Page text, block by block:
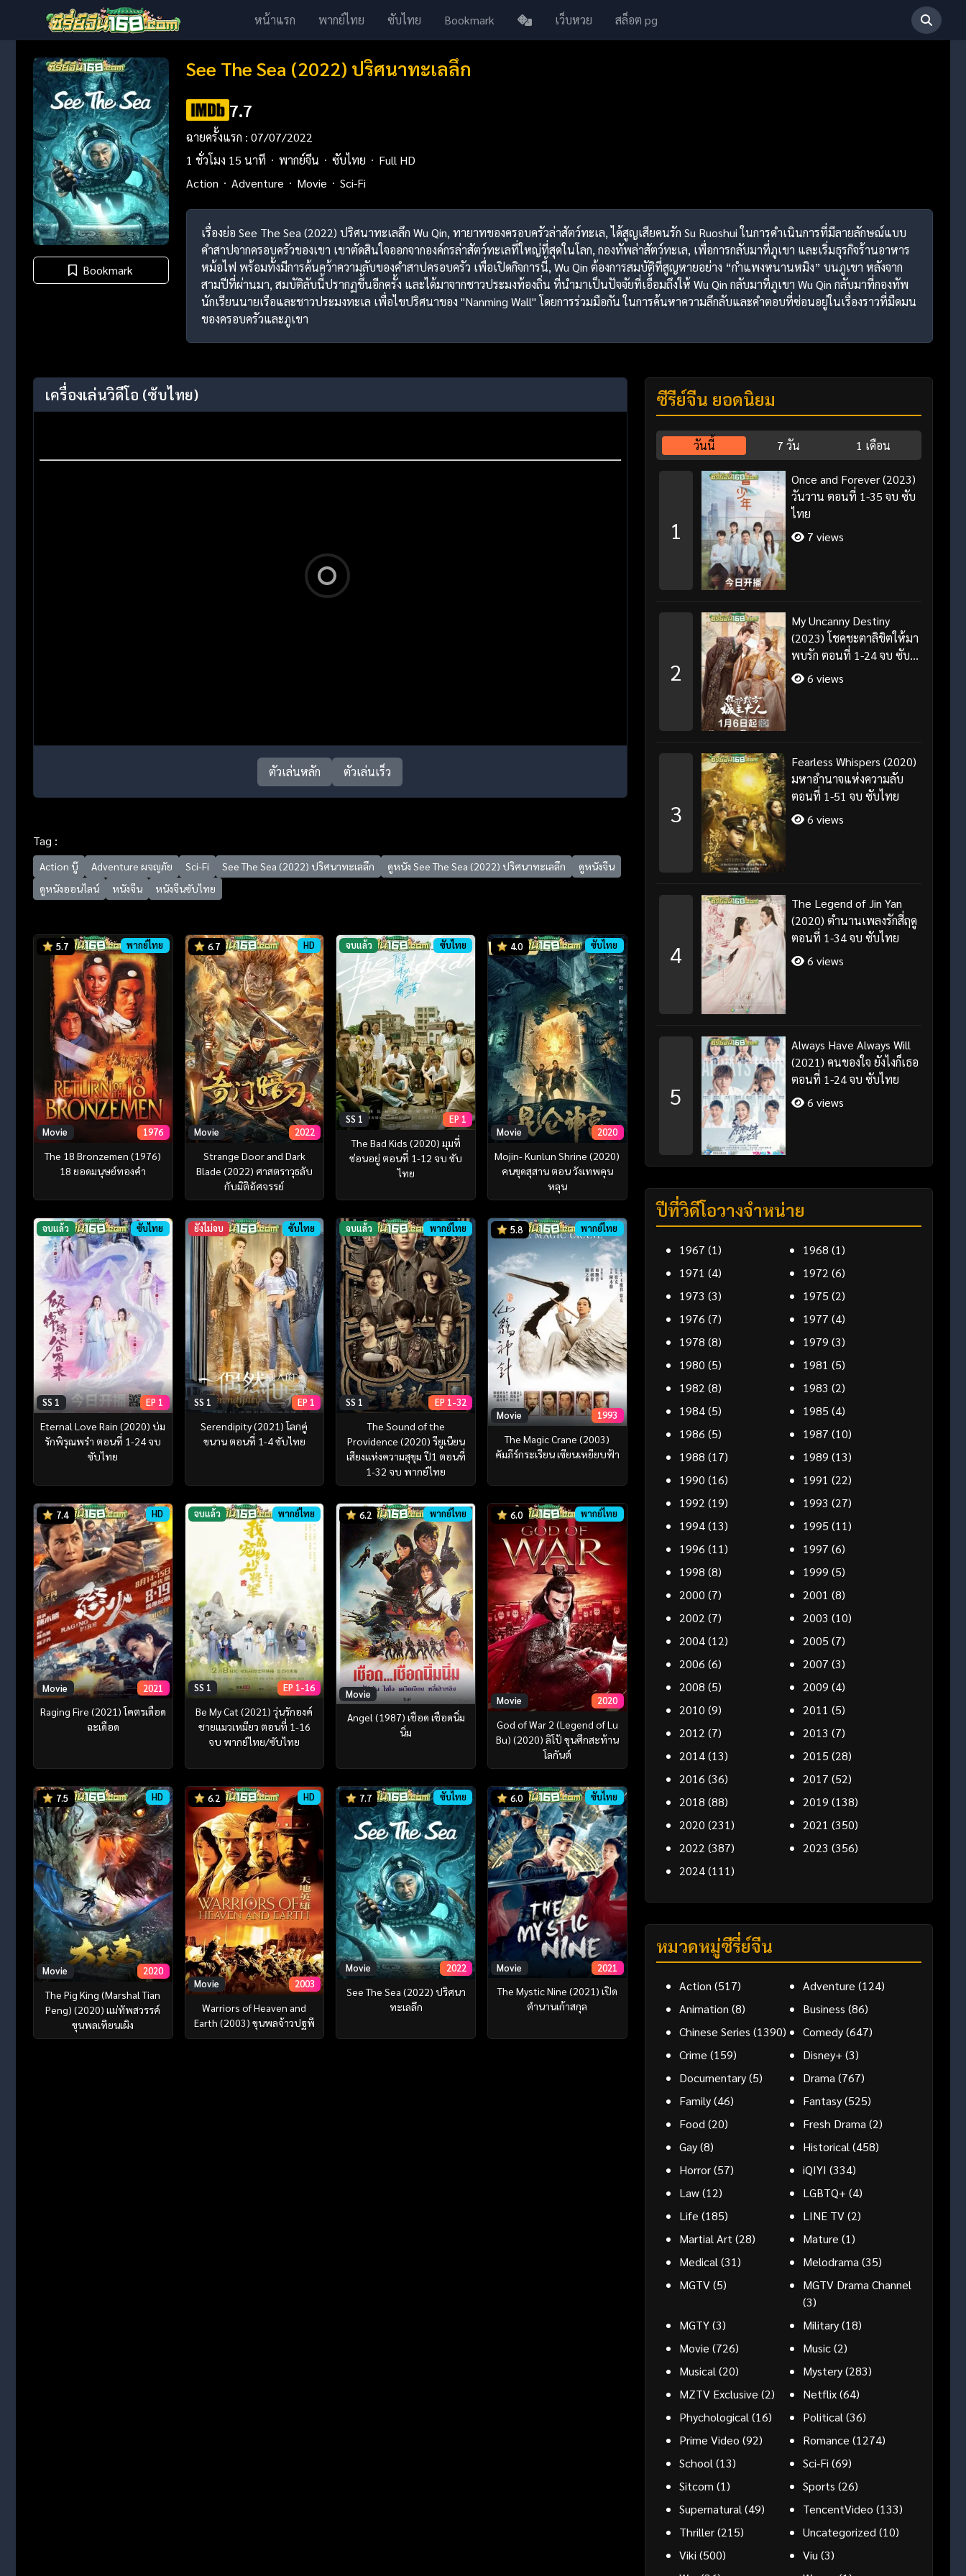
หน้าแรก พากย์ไทย ซับไทย Bookmark เว็บหวย สล็อต pg
Bookmark
See The Sea (2022) ปริศนาทะเลลึก
7.7
ฉายครั้งแรก : 07/07/2022
1 ชั่วโมง 15 นาที
พากย์จีน ซับไทย
Full HD
Action
Adventure Movie Sci-Fi
เรื่องย่อ See The Sea (2022) ปริศนาทะเลลึก Wu Qin, ทายาทของครอบครัวล่าสัตว์ทะเล, ได้สูญเสียคนรัก Su Ruoshui ในการดำเนินการที่มีลายลักษณ์แบบ
คำสาปจากครอบครัวของเขา เขาตัดสินใจออกจากองค์กรล่าสัตว์ทะเลที่ใหญ่ที่สุดในโลก, กองทัพล่าสัตว์ทะเล, เพื่อการกลับมาที่ภูเขา และเริ่มธุรกิจร้านอาหาร
หม้อไฟ พร้อมทั้งมีการค้นคว้าความลับของคำสาปครอบครัว เพื่อเปิดกิจการนี้, Wu Qin ต้องการสมบัติที่สูญหายอย่าง “กำแพงหนานหมิง” บนภูเขา หลังจาก
สามปีที่ผ่านมา, สมบัติลับนี้ปรากฏขึ้นอีกครั้ง และได้มาจากชาวประมงท้องถิ่น ที่นำมาเป็นปัจจัยที่เอื้อมถึงให้ Wu Qin กลับมาที่ภูเขา Wu Qin กลับมาที่กองทัพ
นักเรียนนายเรือและชาวประมงทะเล เพื่อไขปริศนาของ "Nanming Wall" โดยการร่วมมือกัน ในการค้นหาความลึกลับและคำตอบที่ซ่อนอยู่ในเรื่องราวที่มืดมน
ของครอบครัวและภูเขา
เครื่องเล่นวิดีโอ (ซับไทย)
ตัวเล่นหลัก ตัวเล่นเร็ว
Tag :
Action บู๊ Adventure ผจญภัย Sci-Fi See The Sea (2022) ปริศนาทะเลลึก ดูหนัง See The Sea (2022) ปริศนาทะเลลึก
ดูหนังจีน
ดูหนังออนไลน์
หนังจีน หนังจีนซับไทย
5.7 พากย์ไทย
Movie 1976
The 18 Bronzemen (1976)
18 ยอดมนุษย์ทองคำ
6.7 HD
Movie 2022
Strange Door and Dark
Blade (2022) ศาสตราวุธลับ
กับมิติอัศจรรย์
จบแล้ว ซับไทย
SS 1 EP 1
The Bad Kids (2020) มุมที่
ซ่อนอยู่ ตอนที่ 1-12 จบ ซับ
ไทย
4.0 ซับไทย
Movie 2020
Mojin- Kunlun Shrine (2020)
คนขุดสุสาน ตอน วังเทพคุน
หลุน
จบแล้ว ซับไทย
SS 1 EP 1
Eternal Love Rain (2020) บ่ม
รักพิรุณพรำ ตอนที่ 1-24 จบ
ซับไทย
ยังไม่จบ ซับไทย
SS 1 EP 1
Serendipity (2021) โลกคู่
ขนาน ตอนที่ 1-4 ซับไทย
จบแล้ว พากย์ไทย
SS 1 EP 1-32
The Sound of the
Providence (2020) รียูเนียน
เสียงแห่งความสุขุม ปี1 ตอนที่
1-32 จบ พากย์ไทย
5.8 พากย์ไทย
Movie 1993
The Magic Crane (2003)
คัมภีร์กระเรียน เซียนเหยียบฟ้า
7.4 HD
Movie 2021
Raging Fire (2021) โคตรเดือด
ฉะเดือด
จบแล้ว พากย์ไทย
SS 1 EP 1-16
Be My Cat (2021) วุ่นรักองค์
ชายแมวเหมียว ตอนที่ 1-16
จบ พากย์ไทย/ซับไทย
6.2 พากย์ไทย
Movie
Angel (1987) เชือด เชือดนิ่ม
นิ่ม
6.0 พากย์ไทย
Movie 2020
God of War 2 (Legend of Lu
Bu) (2020) ลิโป้ ขุนศึกสะท้าน
โลกันต์
7.5 HD
Movie 2020
The Pig King (Marshal Tian
Peng) (2020) แม่ทัพสวรรค์
ขุนพลเทียนเผิง
6.2 HD
Movie 2003
Warriors of Heaven and
Earth (2003) ขุนพลจ้าวปฐพี
7.7 ซับไทย
Movie 2022
See The Sea (2022) ปริศนา
ทะเลลึก
6.0 ซับไทย
Movie 2021
The Mystic Nine (2021) เปิด
ตํานานเก้าสกุล
ซีรี่ย์จีน ยอดนิยม
วันนี้ 7 วัน 1 เดือน
1
Once and Forever (2023)
วันวาน ตอนที่ 1-35 จบ ซับ
ไทย
7 views
2
My Uncanny Destiny
(2023) โชคชะตาลิขิตให้มา
พบรัก ตอนที่ 1-24 จบ ซับ
ไทย/พากย์ไทย
6 views
3
Fearless Whispers (2020)
มหาอำนาจแห่งความลับ
ตอนที่ 1-51 จบ ซับไทย
6 views
4
The Legend of Jin Yan
(2020) ตำนานเพลงรักสี่ฤดู
ตอนที่ 1-34 จบ ซับไทย
6 views
5
Always Have Always Will
(2021) คนของใจ ยังไงก็เธอ
ตอนที่ 1-24 จบ ซับไทย
6 views
ปีที่วิดีโอวางจำหน่าย
1967 (1) 1968 (1)
1971 (4) 1972 (6)
1973 (3) 1975 (2)
1976 (7) 1977 (4)
1978 (8) 1979 (3)
1980 (5) 1981 (5)
1982 (8) 1983 (2)
1984(5) 1985 (4)
1986 (5) 1987 (10)
1988 (17) 1989 (13)
1990 (16) 1991 (22)
1992 (19) 1993 (27)
1994(13) 1995 (11)
1996 (11) 1997 (6)
1998 (8) 1999 (5)
2000 (7) 2001 (8)
2002 (7) 2003 (10)
2004(12) 2005 (7)
2006 (6) 2007 (3)
2008 (5) 2009 (4)
2010 (9) 2011 (5)
2012 (7) 2013 (7)
2014(13) 2015 (28)
2016 (36) 2017 (52)
2018 (88) 2019 (138)
2020 (231) 2021 (350)
2022 (387) 2023 (356)
2024(111)
หมวดหมู่ซีรี่ย์จีน
Action (517) Adventure (124)
Animation (8) Business (86)
Chinese Series (1390) Comedy(647)
Crime (159) Disney+ (3)
Documentary(5) Drama(767)
Family(46) Fantasy(525)
Food(20) Fresh Drama(2)
Gay(8) Historical(458)
Horror(57) iQIYI (334)
Law(12) LGBTQ+ (4)
Life (185) LINE TV(2)
Martial Art(28) Mature (1)
Medical(31) Melodrama(35)
MGTV(5)
MGTV Drama Channel
(3)
MGTY(3) Military(18)
Movie (726) Music(2)
Musical(20) Mystery(283)
MZTV Exclusive (2) Netflix(64)
Phychological(16) Political(36)
Prime Video (92) Romance (1274)
School(13) Sci-Fi (69)
Sitcom (1) Sports (26)
Supernatural(49) TencentVideo (133)
Thriller(215) Uncategorized(10)
Viki (500) Viu(3)